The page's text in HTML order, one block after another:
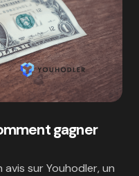
gagner
avis sur Youhodler, un